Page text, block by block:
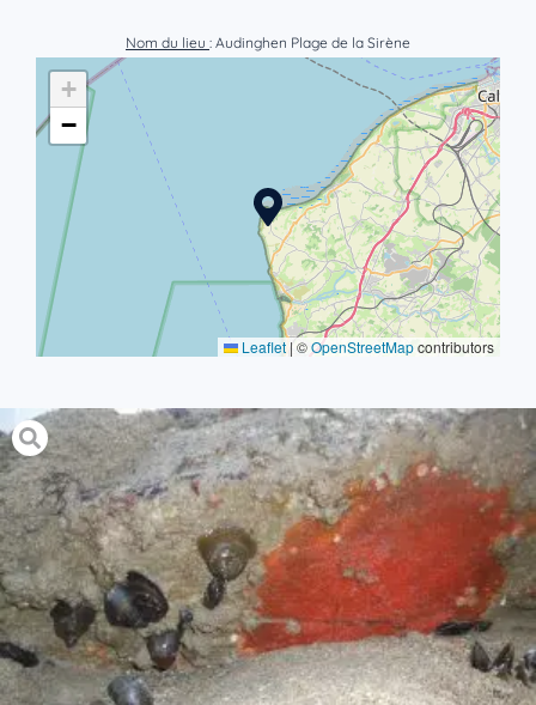
Nom du lieu : Audinghen Plage de la Sirène
+
−
Leaflet |©OpenStreetMapcontributors